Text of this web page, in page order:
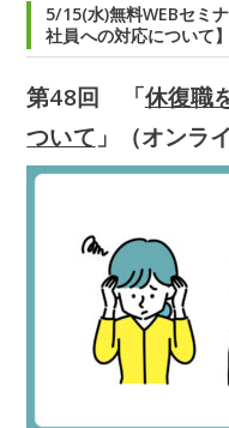
5/15(水)無料WEBセミ
社員への対応について】
第48回 「休復職
ついて 」 （オンラ